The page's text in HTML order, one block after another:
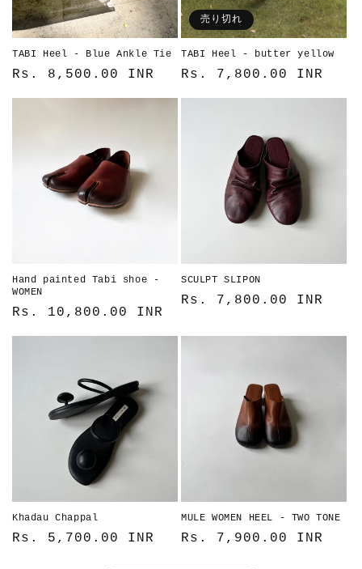
TABI Heel - Blue Ankle Tie
通
Rs. 8,500.00 INR
売り切れ
TABI Heel - butter yellow
通
Rs. 7,800.00 INR
Hand painted Tabi shoe -
WOMEN
通
Rs. 10,800.00 INR
SCULPT SLIPON
通
価
Rs. 7,800.00 INR
Khadau Chappal
通
Rs. 5,700.00 INR
MULE WOMEN HEEL - TWO TONE
通
Rs. 7,900.00 INR